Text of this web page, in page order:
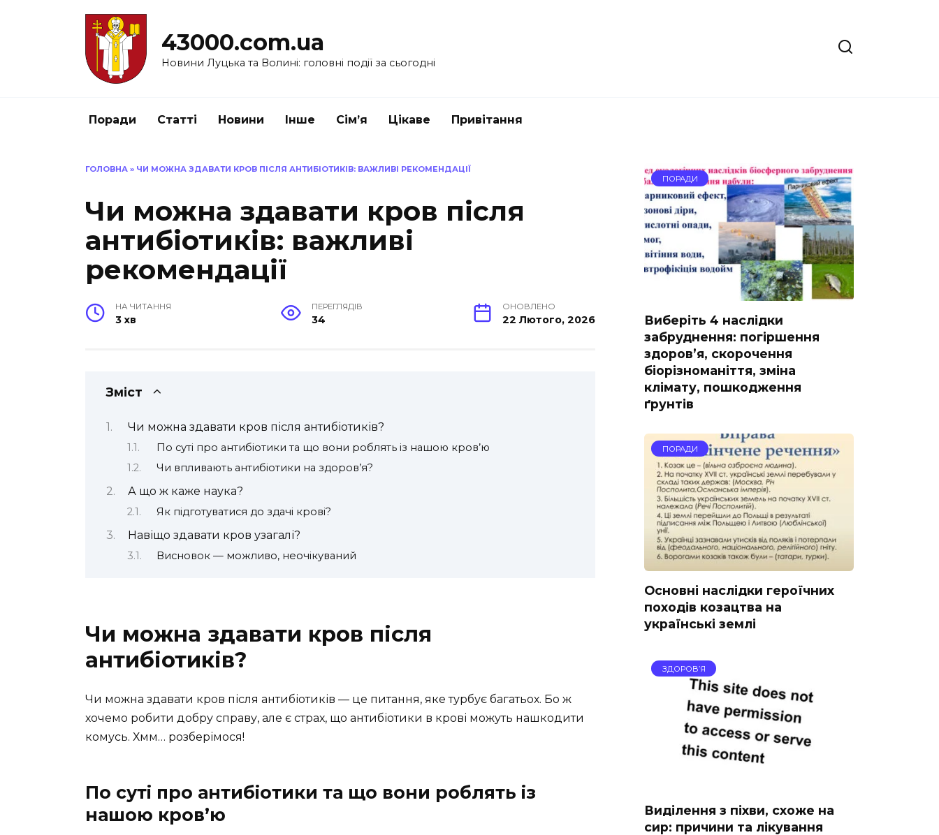
43000.com.ua
Новини Луцька та Волині: головні події за сьогодні
Поради Статті Новини Інше Сім’я Цікаве Привітання
ГОЛОВНА » ЧИ МОЖНА ЗДАВАТИ КРОВ ПІСЛЯ АНТИБІОТИКІВ: ВАЖЛИВІ РЕКОМЕНДАЦІЇ
Чи можна здавати кров після
антибіотиків: важливі
рекомендації
НА ЧИТАННЯ
3 хв
ПЕРЕГЛЯДІВ
34
ОНОВЛЕНО
22 Лютого, 2026
Зміст
Чи можна здавати кров після антибіотиків?
По суті про антибіотики та що вони роблять із нашою кров’ю
Чи впливають антибіотики на здоров’я?
А що ж каже наука?
Як підготуватися до здачі крові?
Навіщо здавати кров узагалі?
Висновок — можливо, неочікуваний
Чи можна здавати кров після
антибіотиків?
Чи можна здавати кров після антибіотиків — це питання, яке турбує багатьох. Бо ж
хочемо робити добру справу, але є страх, що антибіотики в крові можуть нашкодити
комусь. Хмм… розберімося!
По суті про антибіотики та що вони роблять із
нашою кров’ю
ПОРАДИ
Виберіть 4 наслідки
забруднення: погіршення
здоров’я, скорочення
біорізноманіття, зміна
клімату, пошкодження
ґрунтів
ПОРАДИ
Основні наслідки героїчних
походів козацтва на
українські землі
ЗДОРОВ’Я
Виділення з піхви, схоже на
сир: причини та лікування